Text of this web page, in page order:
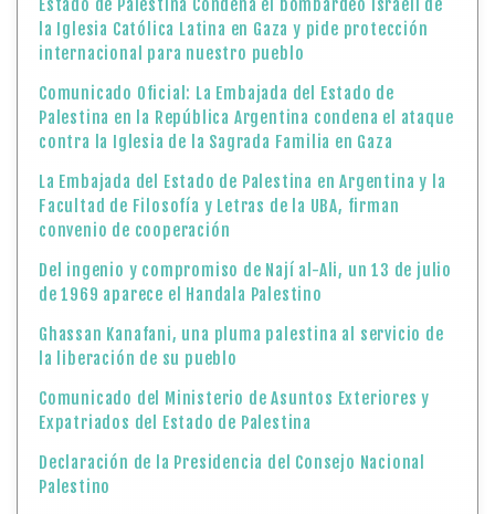
Estado de Palestina Condena el bombardeo israelí de
la Iglesia Católica Latina en Gaza y pide protección
internacional para nuestro pueblo
Comunicado Oficial: La Embajada del Estado de
Palestina en la República Argentina condena el ataque
contra la Iglesia de la Sagrada Familia en Gaza
La Embajada del Estado de Palestina en Argentina y la
Facultad de Filosofía y Letras de la UBA, firman
convenio de cooperación
Del ingenio y compromiso de Nají al-Ali, un 13 de julio
de 1969 aparece el Handala Palestino
Ghassan Kanafani, una pluma palestina al servicio de
la liberación de su pueblo
Comunicado del Ministerio de Asuntos Exteriores y
Expatriados del Estado de Palestina
Declaración de la Presidencia del Consejo Nacional
Palestino